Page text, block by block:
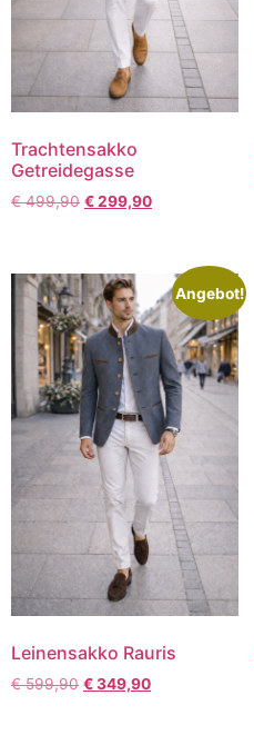
Trachtensakko
Getreidegasse
€499,90 €299,90
Angebot!
Leinensakko Rauris
€599,90 €349,90